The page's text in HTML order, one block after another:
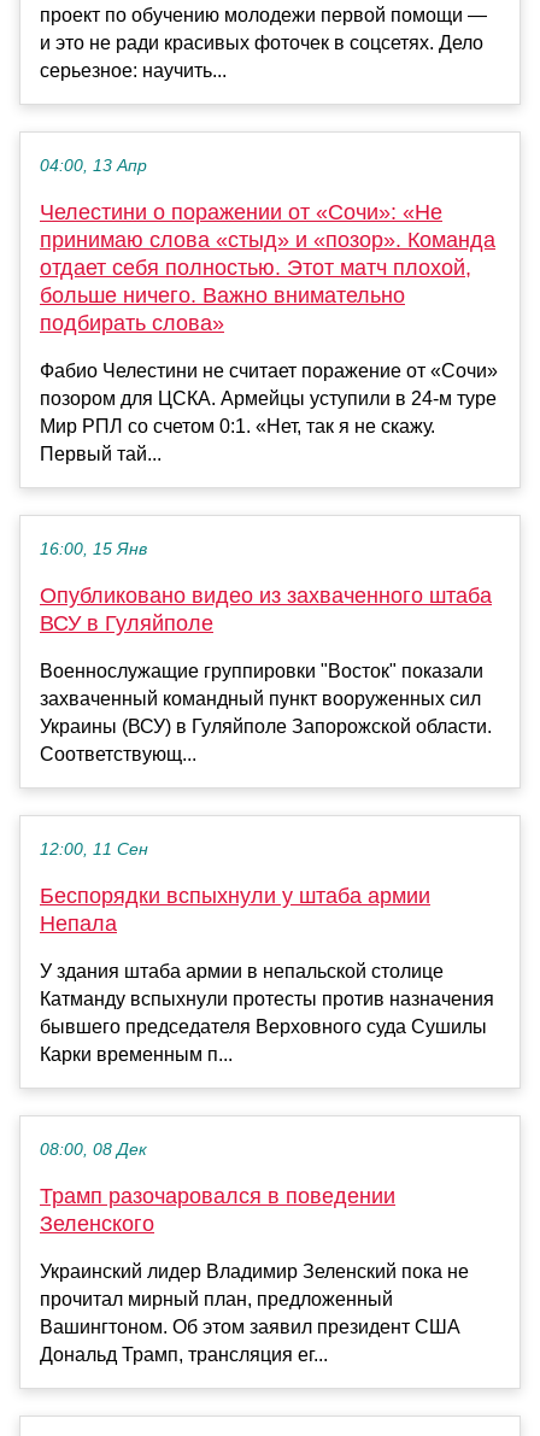
проект по обучению молодежи первой помощи —
и это не ради красивых фоточек в соцсетях. Дело
серьезное: научить...
04:00, 13 Апр
Челестини о поражении от «Сочи»: «Не
принимаю слова «стыд» и «позор». Команда
отдает себя полностью. Этот матч плохой,
больше ничего. Важно внимательно
подбирать слова»
Фабио Челестини не считает поражение от «Сочи»
позором для ЦСКА. Армейцы уступили в 24-м туре
Мир РПЛ со счетом 0:1. «Нет, так я не скажу.
Первый тай...
16:00, 15 Янв
Опубликовано видео из захваченного штаба
ВСУ в Гуляйполе
Военнослужащие группировки "Восток" показали
захваченный командный пункт вооруженных сил
Украины (ВСУ) в Гуляйполе Запорожской области.
Соответствующ...
12:00, 11 Сен
Беспорядки вспыхнули у штаба армии
Непала
У здания штаба армии в непальской столице
Катманду вспыхнули протесты против назначения
бывшего председателя Верховного суда Сушилы
Карки временным п...
08:00, 08 Дек
Трамп разочаровался в поведении
Зеленского
Украинский лидер Владимир Зеленский пока не
прочитал мирный план, предложенный
Вашингтоном. Об этом заявил президент США
Дональд Трамп, трансляция ег...